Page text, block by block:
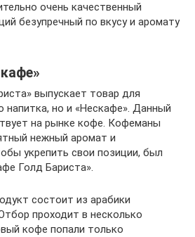
очень качественный
безупречный по вкусу и аромату
выпускает товар для
напитка, но и «Нескафе». Данный
на рынке кофе. Кофеманы
нежный аромат и
укрепить свои позиции, был
Голд Бариста».
состоит из арабики
проходит в несколько
кофе попали только